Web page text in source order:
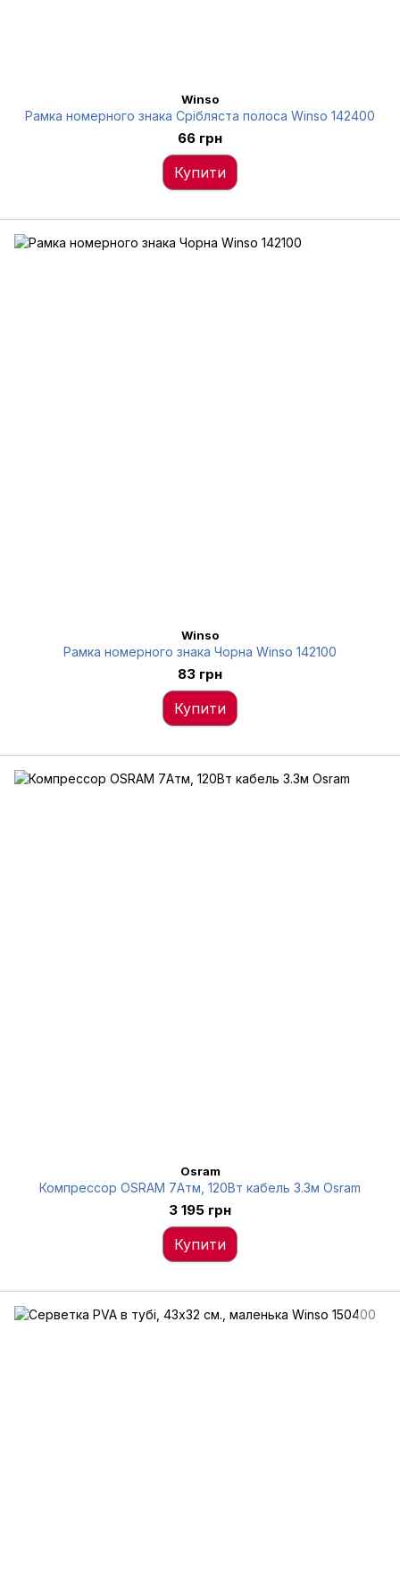
Winso
Рамка номерного знака Срібляста полоса Winso 142400
66 грн
Купити
Winso
Рамка номерного знака Чорна Winso 142100
83 грн
Купити
Osram
Компрессор OSRAM 7Атм, 120Вт кабель 3.3м Osram
3 195 грн
Купити